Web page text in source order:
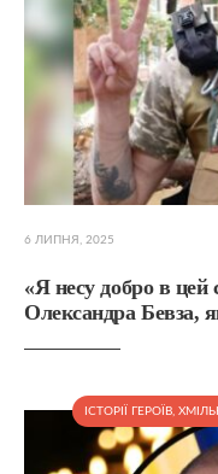
6 ЛИПНЯ, 2025
«Я несу добро в цей
Олександра Бевза,
ІСТОРІЇ ГЕРОЇВ